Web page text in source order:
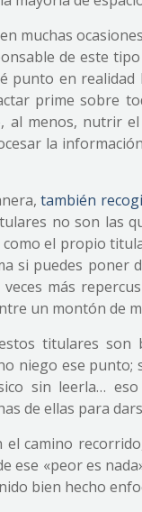
muchas
de este
punto en
prime sobre
al menos, nutrir
la
también
no son las
el propio
si puedes poner
más
un montón de
titulares son
niego ese punto;
sin leerla…
de ellas para
el camino
ese «peor es
bien hecho